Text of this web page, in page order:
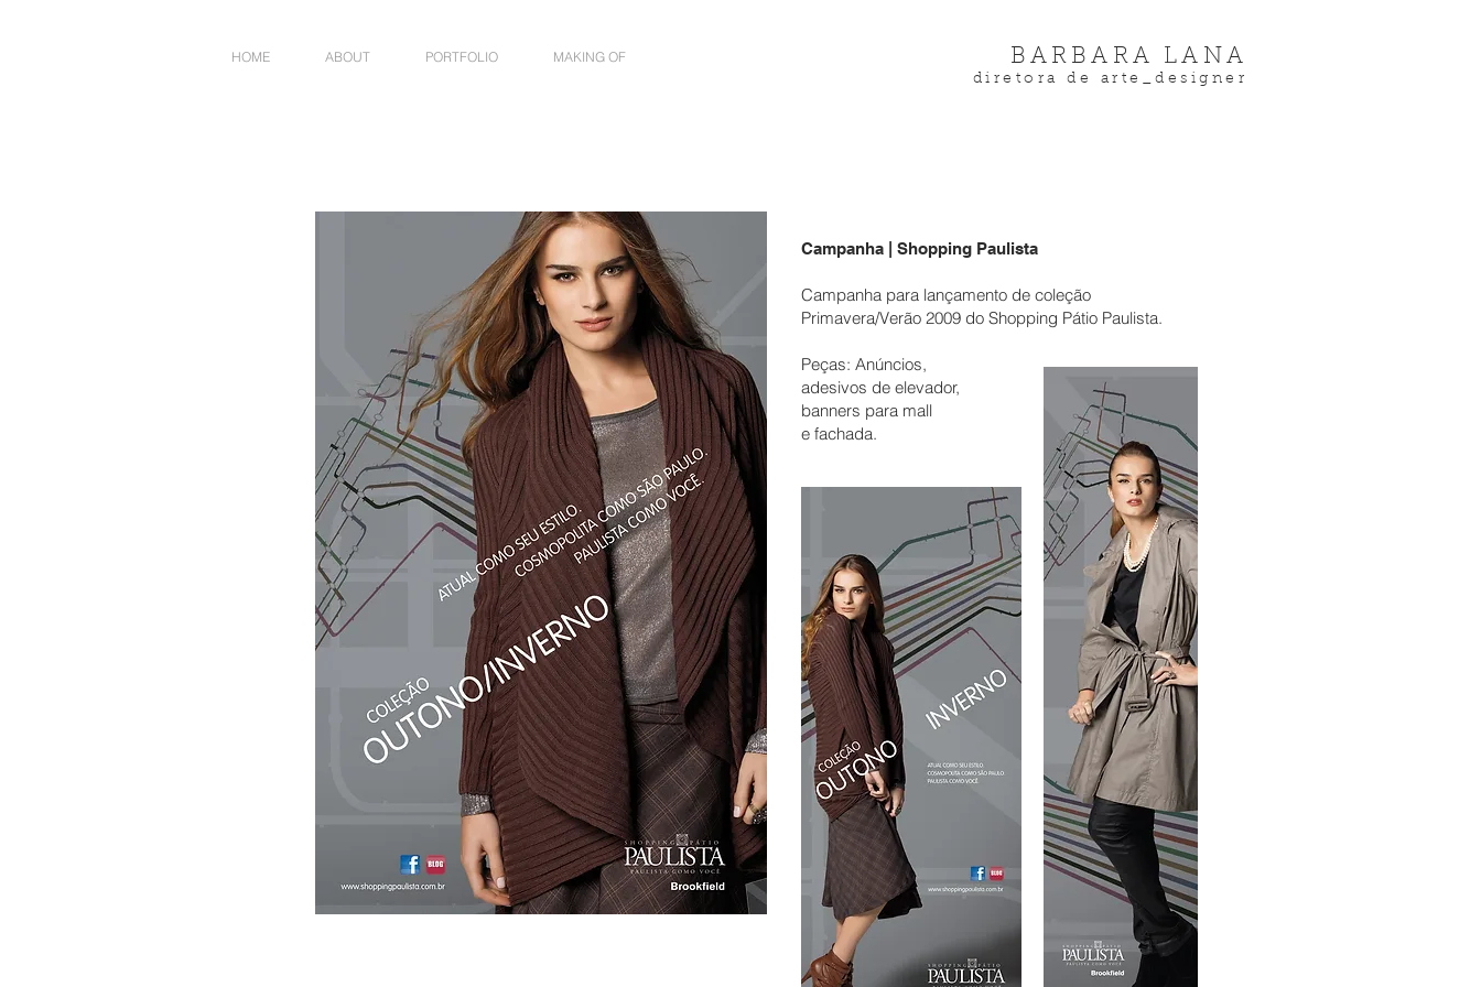
BARBARA LANA
diretora de arte_designer
HOME ABOUT PORTFOLIO MAKING OF
Campanha | Shopping Paulista
Campanha para lançamento de coleção
Primavera/Verão 2009 do Shopping Pátio Paulista.
Peças: Anúncios,
adesivos de elevador,
banners para mall
e fachada.